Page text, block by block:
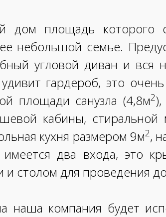
дом площадь
небольшой семье.
угловой диван и вся
гардероб, это
площади санузла (4,8м2
кабины,
кухня размером 9м2,
два входа, это
столом для проведения
наша компания будет